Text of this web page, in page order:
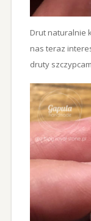
Drut naturalnie
nas teraz
druty